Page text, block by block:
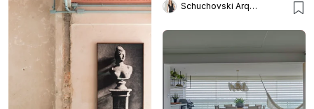
Schuchovski Arquitetura